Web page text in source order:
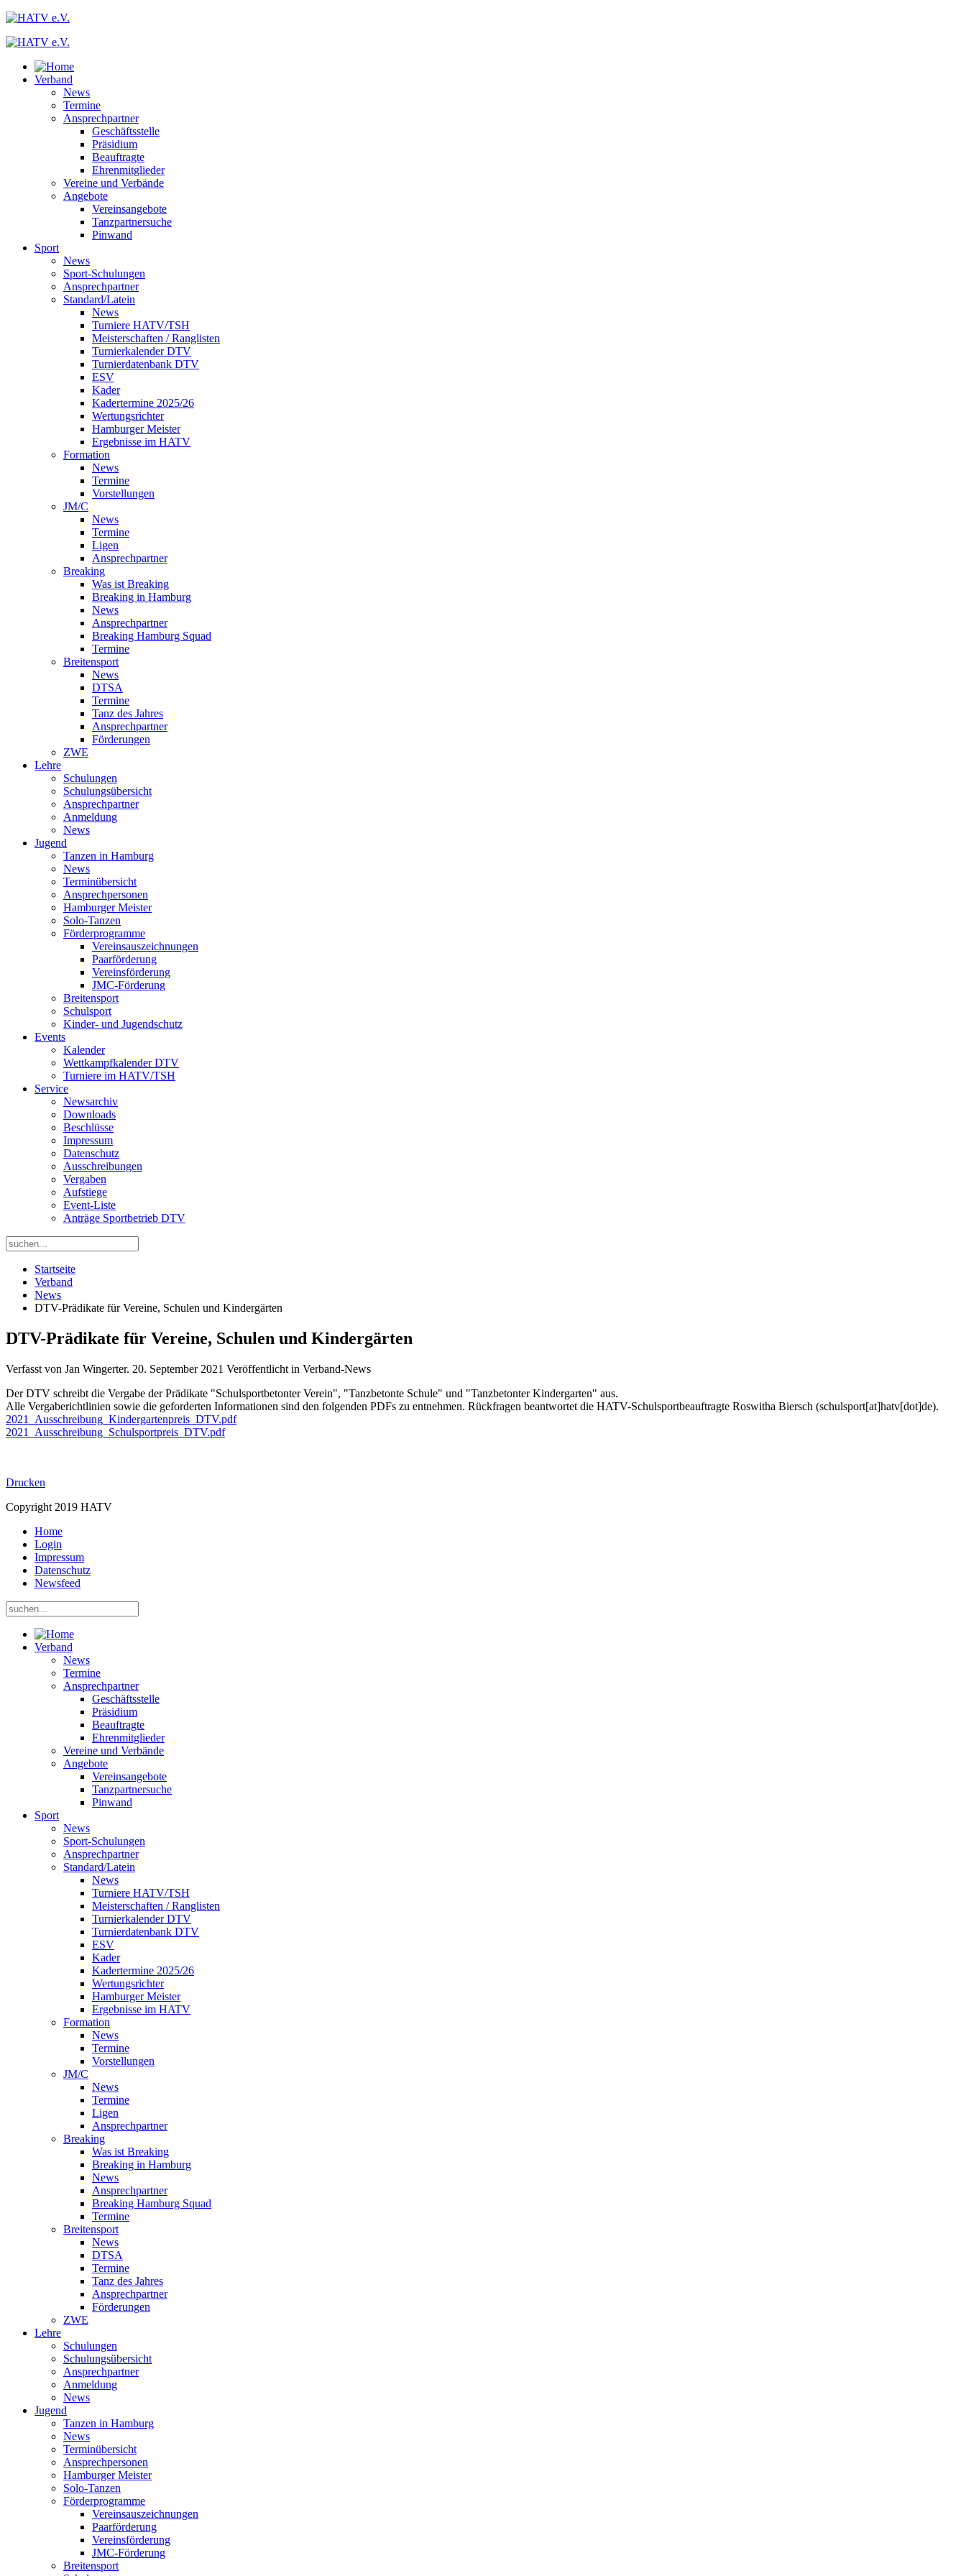
Verband
News
Termine
Ansprechpartner
Geschäftsstelle
Präsidium
Beauftragte
Ehrenmitglieder
Vereine und Verbände
Angebote
Vereinsangebote
Tanzpartnersuche
Pinwand
Sport
News
Sport-Schulungen
Ansprechpartner
Standard/Latein
News
Turniere HATV/TSH
Meisterschaften / Ranglisten
Turnierkalender DTV
Turnierdatenbank DTV
ESV
Kader
Kadertermine 2025/26
Wertungsrichter
Hamburger Meister
Ergebnisse im HATV
Formation
News
Termine
Vorstellungen
JM/C
News
Termine
Ligen
Ansprechpartner
Breaking
Was ist Breaking
Breaking in Hamburg
News
Ansprechpartner
Breaking Hamburg Squad
Termine
Breitensport
News
DTSA
Termine
Tanz des Jahres
Ansprechpartner
Förderungen
ZWE
Lehre
Schulungen
Schulungsübersicht
Ansprechpartner
Anmeldung
News
Jugend
Tanzen in Hamburg
News
Terminübersicht
Ansprechpersonen
Hamburger Meister
Solo-Tanzen
Förderprogramme
Vereinsauszeichnungen
Paarförderung
Vereinsförderung
JMC-Förderung
Breitensport
Schulsport
Kinder- und Jugendschutz
Events
Kalender
Wettkampfkalender DTV
Turniere im HATV/TSH
Service
Newsarchiv
Downloads
Beschlüsse
Impressum
Datenschutz
Ausschreibungen
Vergaben
Aufstiege
Event-Liste
Anträge Sportbetrieb DTV
Startseite
Verband
News
DTV-Prädikate für Vereine, Schulen und Kindergärten
DTV-Prädikate für Vereine, Schulen und Kindergärten
Verfasst von Jan Wingerter. 20. September 2021 Veröffentlicht in Verband-News
Der DTV schreibt die Vergabe der Prädikate "Schulsportbetonter Verein", "Tanzbetonte Schule" und "Tanzbetonter Kindergarten" aus.
Alle Vergaberichtlinien sowie die geforderten Informationen sind den folgenden PDFs zu entnehmen. Rückfragen beantwortet die HATV-Schulsportbeauftragte Roswitha Biersch (schulsport[at]hatv[dot]de).
2021_Ausschreibung_Kindergartenpreis_DTV.pdf
2021_Ausschreibung_Schulsportpreis_DTV.pdf
Drucken
Copyright 2019 HATV
Home
Login
Impressum
Datenschutz
Newsfeed
Verband
News
Termine
Ansprechpartner
Geschäftsstelle
Präsidium
Beauftragte
Ehrenmitglieder
Vereine und Verbände
Angebote
Vereinsangebote
Tanzpartnersuche
Pinwand
Sport
News
Sport-Schulungen
Ansprechpartner
Standard/Latein
News
Turniere HATV/TSH
Meisterschaften / Ranglisten
Turnierkalender DTV
Turnierdatenbank DTV
ESV
Kader
Kadertermine 2025/26
Wertungsrichter
Hamburger Meister
Ergebnisse im HATV
Formation
News
Termine
Vorstellungen
JM/C
News
Termine
Ligen
Ansprechpartner
Breaking
Was ist Breaking
Breaking in Hamburg
News
Ansprechpartner
Breaking Hamburg Squad
Termine
Breitensport
News
DTSA
Termine
Tanz des Jahres
Ansprechpartner
Förderungen
ZWE
Lehre
Schulungen
Schulungsübersicht
Ansprechpartner
Anmeldung
News
Jugend
Tanzen in Hamburg
News
Terminübersicht
Ansprechpersonen
Hamburger Meister
Solo-Tanzen
Förderprogramme
Vereinsauszeichnungen
Paarförderung
Vereinsförderung
JMC-Förderung
Breitensport